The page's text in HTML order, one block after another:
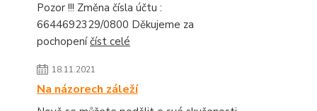
Pozor !!! Změna čísla účtu :
6644692329/0800 Děkujeme za
pochopeníčíst celé
18.11.2021
Na názorech záleží